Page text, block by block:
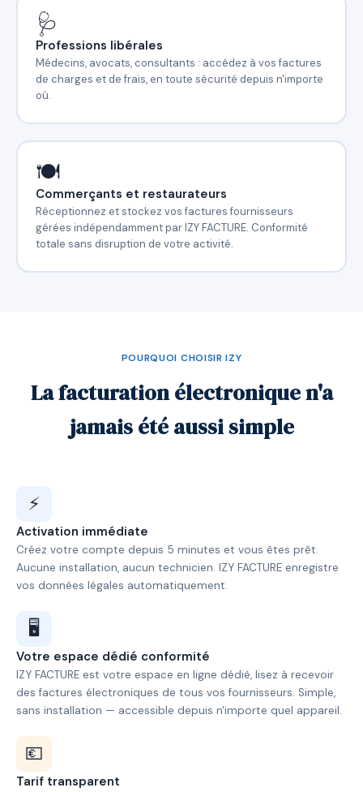
🩺
Professions libérales
Médecins, avocats, consultants : accédez à vos factures
de charges et de frais, en toute sécurité depuis n'importe
où.
🍽️
Commerçants et restaurateurs
Réceptionnez et stockez vos factures fournisseurs
gérées indépendamment par IZY FACTURE. Conformité
totale sans disruption de votre activité.
POURQUOI CHOISIR IZY
La facturation électronique n'a
jamais été aussi simple
⚡
Activation immédiate
Créez votre compte depuis 5 minutes et vous êtes prêt.
Aucune installation, aucun technicien. IZY FACTURE enregistre
vos données légales automatiquement.
🖥️
Votre espace dédié conformité
IZY FACTURE est votre espace en ligne dédié, lisez à recevoir
des factures électroniques de tous vos fournisseurs. Simple,
sans installation — accessible depuis n'importe quel appareil.
💶
Tarif transparent